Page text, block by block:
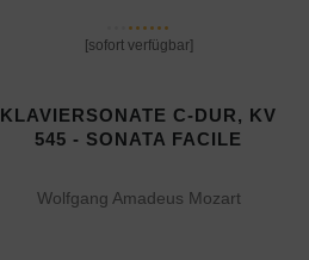
[sofort verfügbar]
KLAVIERSONATE C-DUR, KV
545 - SONATA FACILE
Wolfgang Amadeus Mozart